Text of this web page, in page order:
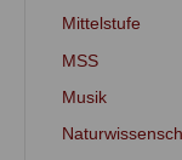
Mittelstufe
MSS
Musik